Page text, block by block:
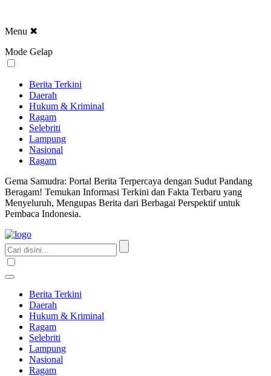
Menu ✖
Mode Gelap
Berita Terkini
Daerah
Hukum & Kriminal
Ragam
Selebriti
Lampung
Nasional
Ragam
Gema Samudra: Portal Berita Terpercaya dengan Sudut Pandang
Beragam! Temukan Informasi Terkini dan Fakta Terbaru yang
Menyeluruh, Mengupas Berita dari Berbagai Perspektif untuk
Pembaca Indonesia.
Berita Terkini
Daerah
Hukum & Kriminal
Ragam
Selebriti
Lampung
Nasional
Ragam